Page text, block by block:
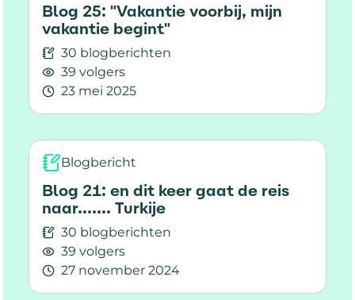
Blog 25: "Vakantie voorbij, mijn
vakantie begint"
30 blogberichten
39 volgers
23 mei 2025
Lees meer over Blog 25: "Vakantie voorbij,
Blogbericht
Blog 21: en dit keer gaat de reis
naar....... Turkije
30 blogberichten
39 volgers
27 november 2024
Lees meer over Blog 21: en dit keer gaat de reis